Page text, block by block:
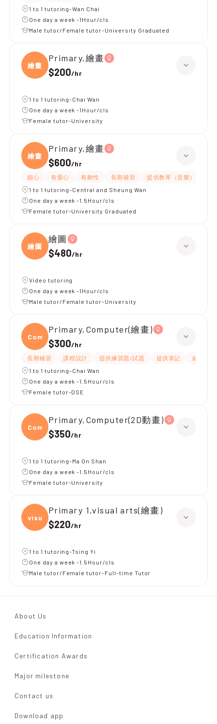
1 to 1 tutoring-Wan Chai
One day a week -1Hour/cls
Male tutor/Female tutor-University Graduated
繪畫
Primary,繪畫
$200/hr
1 to 1 tutoring-Chai Wan
One day a week -1Hour/cls
Female tutor-University
繪畫
Primary,繪畫
$600/hr
細心 有愛心 有耐性 長期補習
提供教琴（音樂）
1 to 1 tutoring-Central and Sheung Wan
One day a week -1.5Hour/cls
Female tutor-University Graduated
繪圖
繪圖
$480/hr
Video tutoring
One day a week -1Hour/cls
Male tutor/Female tutor-University
Compu
Primary,Computer(繪畫)
$300/hr
長期補習 課程設計 提供練習題/試題 提供筆記 細心
1 to 1 tutoring-Chai Wan
One day a week -1.5Hour/cls
Female tutor-DSE
Compu
Primary,Computer(2D動畫)
$350/hr
1 to 1 tutoring-Ma On Shan
One day a week -1.5Hour/cls
Female tutor-University
visua
Primary 1,visual arts(繪畫)
$220/hr
1 to 1 tutoring-Tsing Yi
One day a week -1.5Hour/cls
Male tutor/Female tutor-Full-time Tutor
About Us
Education Information
Certification Awards
Major milestone
Contact us
Download app